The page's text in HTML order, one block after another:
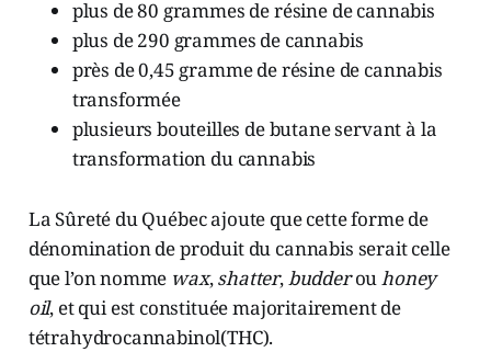
plus de 80 grammes de résine de cannabis
plus de 290 grammes de cannabis
près de 0,45 gramme de résine de cannabis
transformée
plusieurs bouteilles de butane servant à la
transformation du cannabis
La Sûreté du Québec ajoute que cette forme de
dénomination de produit du cannabis serait celle
que l’on nomme wax,shatter,budderouhoney
oil, et qui est constituée majoritairement de
tétrahydrocannabinol(THC).